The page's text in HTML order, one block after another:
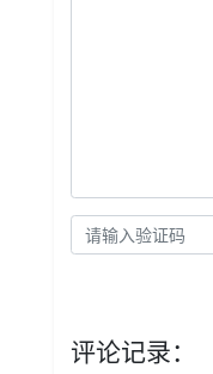
评论记录：